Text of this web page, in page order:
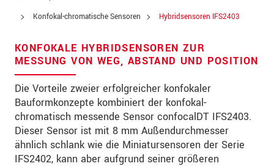
Konfokal-chromatische Sensoren
Hybridsensoren IFS2403
KONFOKALE HYBRIDSENSOREN ZUR
MESSUNG VON WEG, ABSTAND UND POSITION
Die Vorteile zweier erfolgreicher konfokaler
Bauformkonzepte kombiniert der konfokal-
chromatisch messende Sensor confocalDT IFS2403.
Dieser Sensor ist mit 8 mm Außendurchmesser
ähnlich schlank wie die Miniatursensoren der Serie
IFS2402, kann aber aufgrund seiner größeren
Ort *
Land
*
Telefon
Email*
Nachricht*